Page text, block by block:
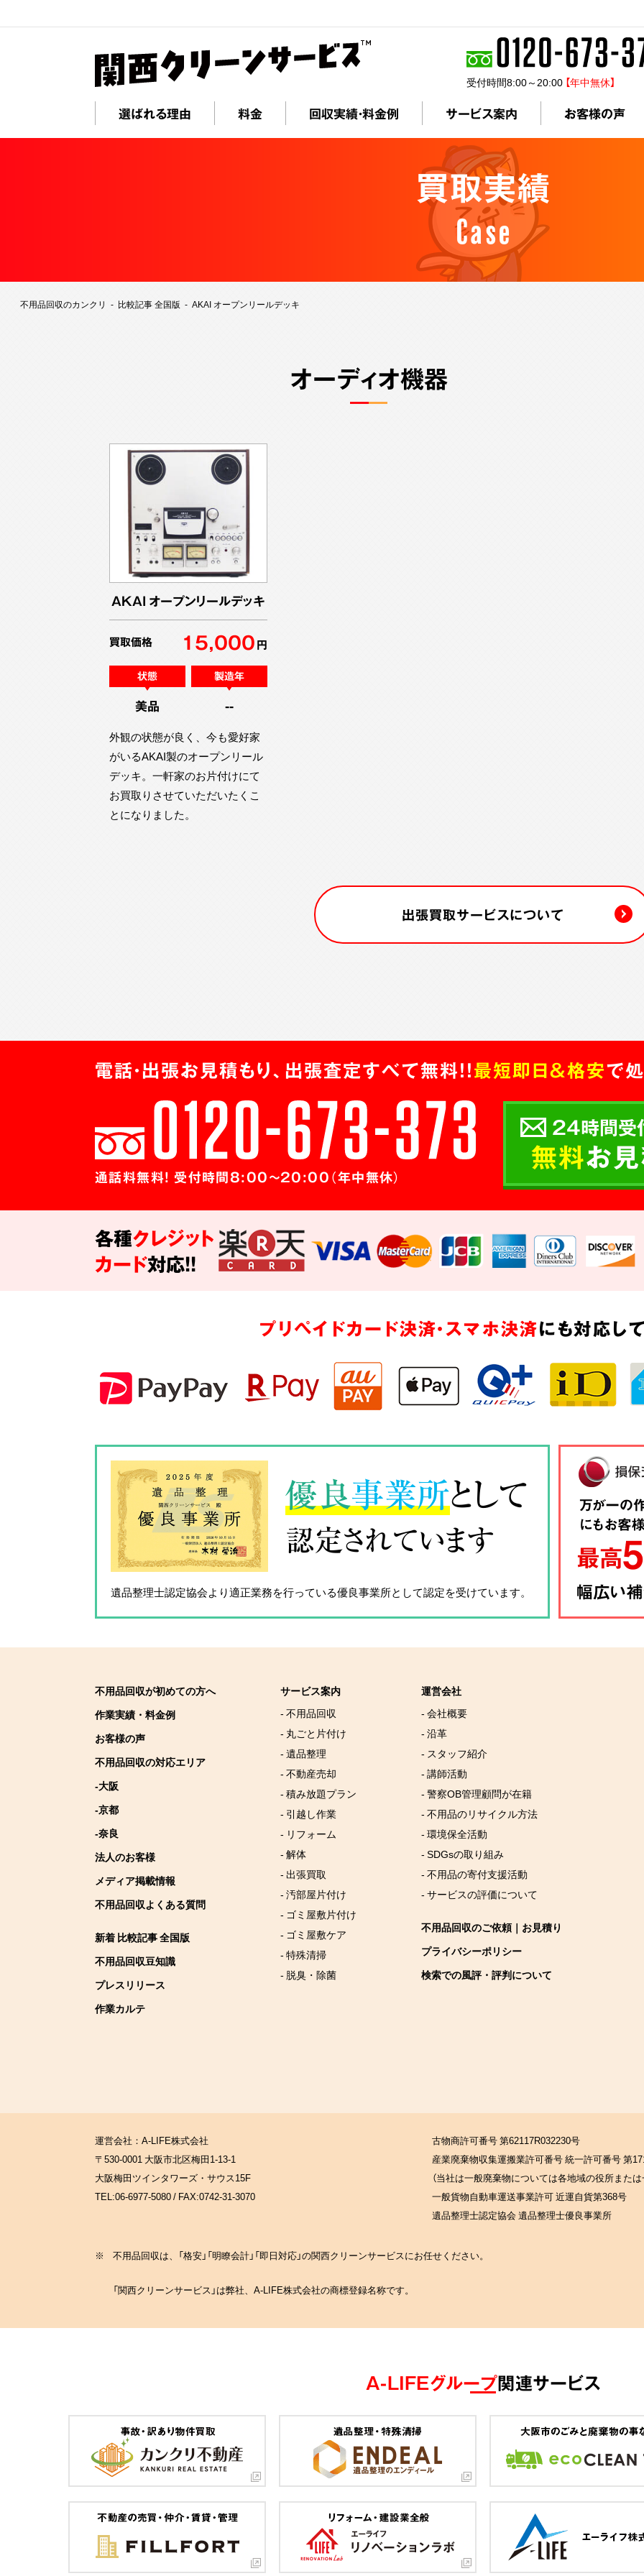
受付時間8:00～20:00 【年中無休】
選ばれる理由 料金 回収実績・料金例 サービス案内 お客様の声
買取実績
Case
不用品回収のカンクリ 比較記事 全国版 AKAI オープンリールデッキ
オーディオ機器
AKAI オープンリールデッキ
買取価格 15,000円
状態
美品
製造年
--
外観の状態が良く、今も愛好家
がいるAKAI製のオープンリール
デッキ。一軒家のお片付けにて
お買取りさせていただいたくこ
とになりました。
出張買取サービスについて
電話・出張お見積もり、出張査定すべて無料!!最短即日＆格安で
通話料無料! 受付時間8:00～20:00（年中無休）
24時間受
無料お
各種クレジット
カード対応!!
プリペイドカード決済・スマホ決済にも対応し
優良事業所として
認定されています
遺品整理士認定協会より適正業務を行っている優良事業所として認定を受けています。
不用品回収が初めての方へ
作業実績・料金例
お客様の声
不用品回収の対応エリア
-大阪
-京都
-奈良
法人のお客様
メディア掲載情報
不用品回収よくある質問
新着 比較記事 全国版
不用品回収豆知識
プレスリリース
作業カルテ
サービス案内
- 不用品回収
- 丸ごと片付け
- 遺品整理
- 不動産売却
- 積み放題プラン
- 引越し作業
- リフォーム
- 解体
- 出張買取
- 汚部屋片付け
- ゴミ屋敷片付け
- ゴミ屋敷ケア
- 特殊清掃
- 脱臭・除菌
運営会社
- 会社概要
- 沿革
- スタッフ紹介
- 講師活動
- 警察OB管理顧問が在籍
- 不用品のリサイクル方法
- 環境保全活動
- SDGsの取り組み
- 不用品の寄付支援活動
- サービスの評価について
不用品回収のご依頼｜お見積り
プライバシーポリシー
検索での風評・評判について
運営会社：A-LIFE株式会社
〒530-0001 大阪市北区梅田1-13-1
大阪梅田ツインタワーズ・サウス15F
TEL:06-6977-5080 / FAX:0742-31-3070
古物商許可番号 第62117R032230号
産業廃棄物収集運搬業許可番号 統一許可番号 第
（当社は一般廃棄物については各地域の役所また
一般貨物自動車運送事業許可 近運自貨第368号
遺品整理士認定協会 遺品整理士優良事業所
※ 不用品回収は、「格安」「明瞭会計」「即日対応」の関西クリーンサービスにお任せください。
「関西クリーンサービス」は弊社、A-LIFE株式会社の商標登録名称です。
A-LIFEグループ関連サービス